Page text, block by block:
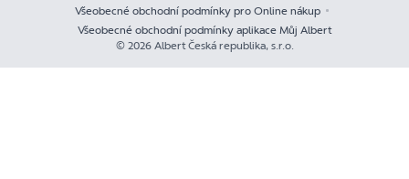
Všeobecné obchodní podmínky pro Online nákup
Všeobecné obchodní podmínky aplikace Můj Albert
© 2026 Albert Česká republika, s.r.o.